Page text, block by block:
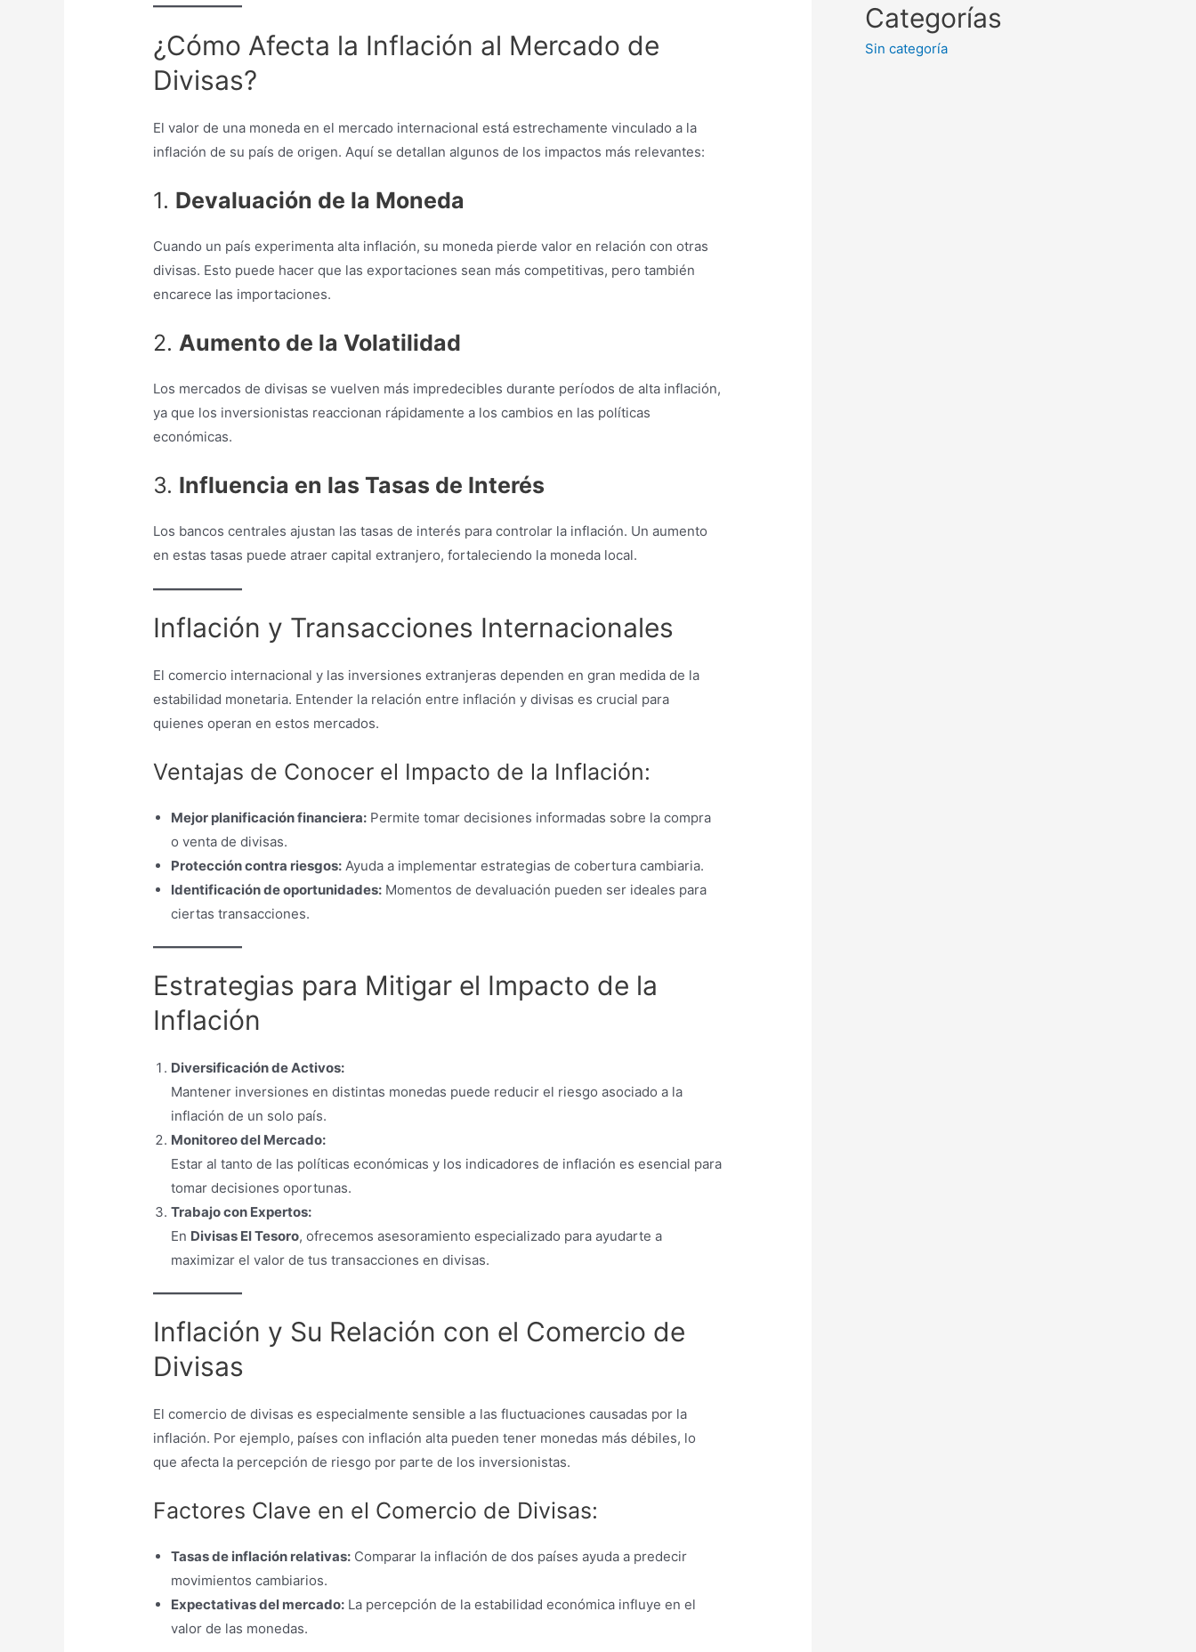
¿Cómo Afecta la Inflación al Mercado de
Divisas?
El valor de una moneda en el mercado internacional está estrechamente vinculado a la
inflación de su país de origen. Aquí se detallan algunos de los impactos más relevantes:
1. Devaluación de la Moneda
Cuando un país experimenta alta inflación, su moneda pierde valor en relación con otras
divisas. Esto puede hacer que las exportaciones sean más competitivas, pero también
encarece las importaciones.
2. Aumento de la Volatilidad
Los mercados de divisas se vuelven más impredecibles durante períodos de alta inflación,
ya que los inversionistas reaccionan rápidamente a los cambios en las políticas
económicas.
3. Influencia en las Tasas de Interés
Los bancos centrales ajustan las tasas de interés para controlar la inflación. Un aumento
en estas tasas puede atraer capital extranjero, fortaleciendo la moneda local.
Inflación y Transacciones Internacionales
El comercio internacional y las inversiones extranjeras dependen en gran medida de la
estabilidad monetaria. Entender la relación entre inflación y divisas es crucial para
quienes operan en estos mercados.
Ventajas de Conocer el Impacto de la Inflación:
Mejor planificación financiera: Permite tomar decisiones informadas sobre la compra
o venta de divisas.
Protección contra riesgos: Ayuda a implementar estrategias de cobertura cambiaria.
Identificación de oportunidades: Momentos de devaluación pueden ser ideales para
ciertas transacciones.
Estrategias para Mitigar el Impacto de la
Inflación
Diversificación de Activos:
Mantener inversiones en distintas monedas puede reducir el riesgo asociado a la
inflación de un solo país.
Monitoreo del Mercado:
Estar al tanto de las políticas económicas y los indicadores de inflación es esencial para
tomar decisiones oportunas.
Trabajo con Expertos:
En Divisas El Tesoro, ofrecemos asesoramiento especializado para ayudarte a
maximizar el valor de tus transacciones en divisas.
Inflación y Su Relación con el Comercio de
Divisas
El comercio de divisas es especialmente sensible a las fluctuaciones causadas por la
inflación. Por ejemplo, países con inflación alta pueden tener monedas más débiles, lo
que afecta la percepción de riesgo por parte de los inversionistas.
Factores Clave en el Comercio de Divisas:
Tasas de inflación relativas: Comparar la inflación de dos países ayuda a predecir
movimientos cambiarios.
Expectativas del mercado: La percepción de la estabilidad económica influye en el
valor de las monedas.
Categorías
Sin categoría